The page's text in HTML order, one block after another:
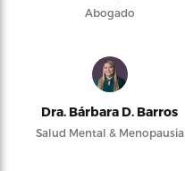
Abogado
Dra. Bárbara D. Barros
Salud Mental & Menopausia